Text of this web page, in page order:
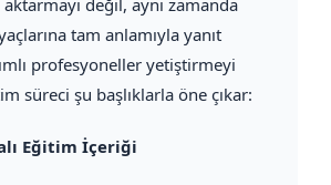
tam anlamıyla yanıt
profesyoneller yetiştirmeyi
süreci şu başlıklarla öne çıkar:
Eğitim İçeriği